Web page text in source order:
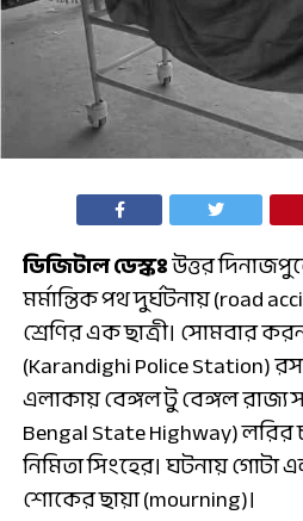
ডিজিটাল ডেস্কঃউত্তর
মর্মান্তিক পথ দুর্ঘটনায় (road
শ্রেণির এক ছাত্রী। সোমবার
(Karandighi Police Station)
এলাকায় বেঙ্গল টু বেঙ্গল
Bengal State Highway) লরির
নিমিতা সিংহের। ঘটনায় গোটা
শোকের ছায়া (mourning)।